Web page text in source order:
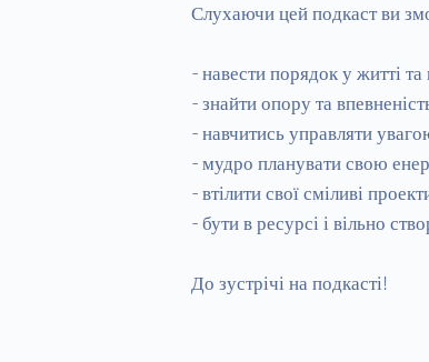
Слухаючи цей подкаст ви
- навести порядок у житті та
- знайти опору та
- навчитись управляти
- мудро планувати свою
- втілити свої сміливі
- бути в ресурсі і вільно
До зустрічі на подкасті!